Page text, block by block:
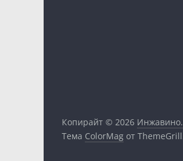
Копирайт © 2026
Тема ColorMag от